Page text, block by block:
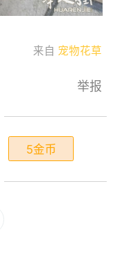
来自 宠物花草
举报
5金币